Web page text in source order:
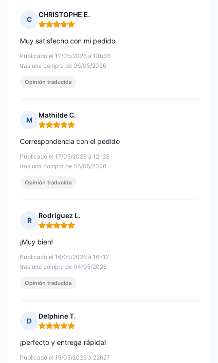
C
CHRISTOPHE E.
Nota: 5 de 5
Publicado el 17/05/2026 à 13h36
tras una compra de 06/05/2026
Muy satisfecho con mi pedido
Opinión traducida
M
Mathilde C.
Nota: 5 de 5
Publicado el 17/05/2026 à 12h28
tras una compra de 06/05/2026
Correspondencia con el pedido
Opinión traducida
R
Rodriguez L.
Nota: 5 de 5
Publicado el 16/05/2026 à 16h12
tras una compra de 04/05/2026
¡Muy bien!
Opinión traducida
D
Delphine T.
Nota: 5 de 5
Publicado el 15/05/2026 à 22h27
¡perfecto y entrega rápida!